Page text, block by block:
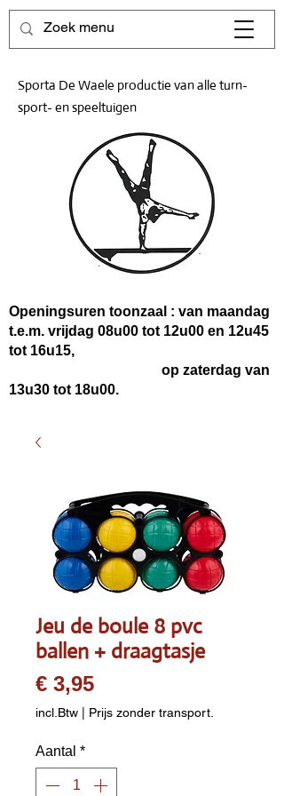
Sporta De Waele productie van alle turn-
sport- en speeltuigen
Openingsuren toonzaal : van maandag
t.e.m. vrijdag 08u00 tot 12u00 en 12u45
tot 16u15,
op zaterdag van
13u30 tot 18u00.
Jeu de boule 8 pvc
ballen + draagtasje
€ 3,95Prijs
incl.Btw | Prijs zonder transport.
Aantal *